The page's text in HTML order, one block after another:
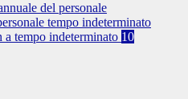
del personale
tempo indeterminato
a tempo indeterminato 10